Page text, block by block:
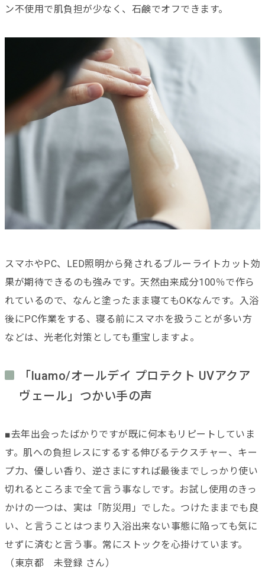
ン不使用で肌負担が少なく、石鹸でオフできます。
スマホやPC、LED照明から発されるブルーライトカット効
果が期待できるのも強みです。天然由来成分100％で作ら
れているので、なんと塗ったまま寝てもOKなんです。入浴
後にPC作業をする、寝る前にスマホを扱うことが多い方
などは、光老化対策としても重宝しますよ。
「luamo/オールデイ プロテクト UVアクア
ヴェール」つかい手の声
■去年出会ったばかりですが既に何本もリピートしていま
す。肌への負担レスにするする伸びるテクスチャー、キー
プ力、優しい香り、逆さまにすれば最後までしっかり使い
切れるところまで全て言う事なしです。お試し使用のきっ
かけの一つは、実は「防災用」でした。つけたままでも良
い、と言うことはつまり入浴出来ない事態に陥っても気に
せずに済むと言う事。常にストックを心掛けています。
（東京都 未登録 さん）